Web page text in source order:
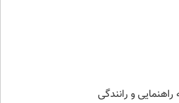
راهنمایی و رانندگی